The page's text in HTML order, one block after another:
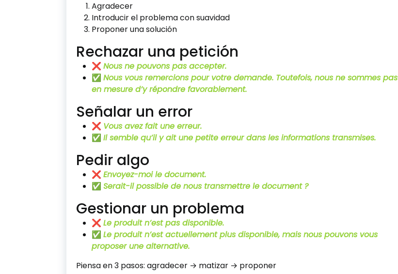
Agradecer
Introducir el problema con suavidad
Proponer una solución
Rechazar una petición
❌ Nous ne pouvons pas accepter.
✅ Nous vous remercions pour votre demande. Toutefois, nous ne sommes pas
en mesure d’y répondre favorablement.
Señalar un error
❌ Vous avez fait une erreur.
✅ Il semble qu’il y ait une petite erreur dans les informations transmises.
Pedir algo
❌ Envoyez-moi le document.
✅ Serait-il possible de nous transmettre le document ?
Gestionar un problema
❌ Le produit n’est pas disponible.
✅ Le produit n’est actuellement plus disponible, mais nous pouvons vous
proposer une alternative.
Piensa en 3 pasos: agradecer → matizar → proponer